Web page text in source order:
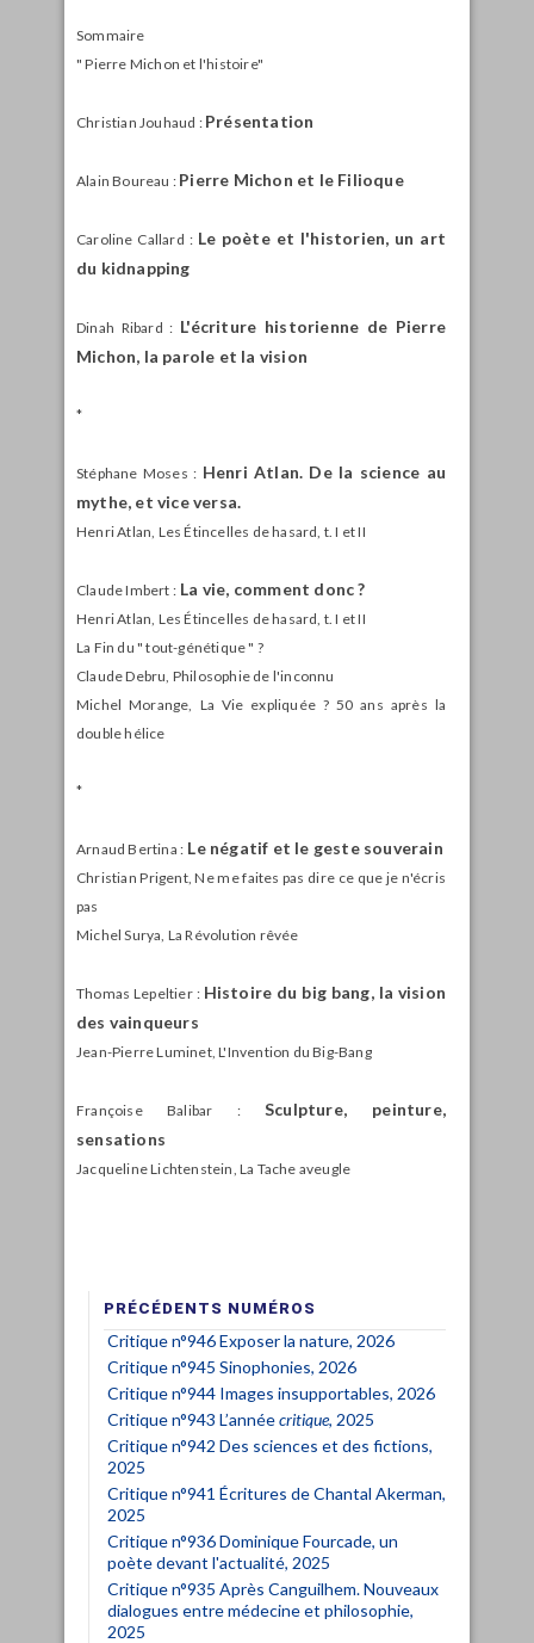
Sommaire
" Pierre Michon et l'histoire"
Christian Jouhaud : Présentation
Alain Boureau : Pierre Michon et le Filioque
Caroline Callard : Le poète et l'historien, un art
du kidnapping
Dinah Ribard : L'écriture historienne de Pierre
Michon, la parole et la vision
*
Stéphane Moses : Henri Atlan. De la science au
mythe, et vice versa.
Henri Atlan, Les Étincelles de hasard, t. I et II
Claude Imbert : La vie, comment donc ?
Henri Atlan, Les Étincelles de hasard, t. I et II
La Fin du " tout-génétique " ?
Claude Debru, Philosophie de l'inconnu
Michel Morange, La Vie expliquée ? 50 ans après la
double hélice
*
Arnaud Bertina : Le négatif et le geste souverain
Christian Prigent, Ne me faites pas dire ce que je n'écris
pas
Michel Surya, La Révolution rêvée
Thomas Lepeltier : Histoire du big bang, la vision
des vainqueurs
Jean-Pierre Luminet, L'Invention du Big-Bang
Françoise Balibar : Sculpture, peinture,
sensations
Jacqueline Lichtenstein, La Tache aveugle
PRÉCÉDENTS NUMÉROS
Critique n°946 Exposer la nature, 2026
Critique n°945 Sinophonies, 2026
Critique n°944 Images insupportables, 2026
Critique n°943 L’annéecritique, 2025
Critique n°942 Des sciences et des fictions,
2025
Critique n°941 Écritures de Chantal Akerman,
2025
Critique n°936 Dominique Fourcade, un
poète devant l'actualité, 2025
Critique n°935 Après Canguilhem. Nouveaux
dialogues entre médecine et philosophie,
2025